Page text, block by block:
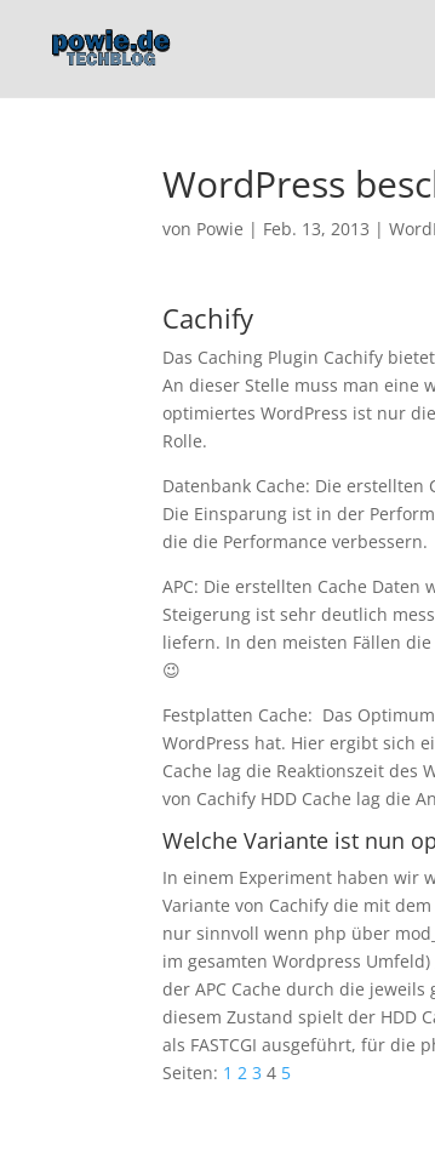
WordPress
von Powie | Feb. 13, 2013 |
Cachify
Das Caching Plugin Cachify
An dieser Stelle muss man eine
optimiertes WordPress ist nur
Rolle.
Datenbank Cache: Die erstellten
Die Einsparung ist in der
die die Performance verbessern.
APC: Die erstellten Cache Daten
Steigerung ist sehr deutlich
liefern. In den meisten Fällen
😉
Festplatten Cache: Das
WordPress hat. Hier ergibt sich
Cache lag die Reaktionszeit
von Cachify HDD Cache lag die
Welche Variante ist nun
In einem Experiment haben wir
Variante von Cachify die mit
nur sinnvoll wenn php über
im gesamten Wordpress
der APC Cache durch die
diesem Zustand spielt der HDD
als FASTCGI ausgeführt, für die
Seiten: 1 2 3 4 5